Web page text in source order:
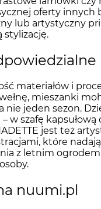
oferty
lub artystyczny
stylizację.
materiałów i
mieszanki
nie jeden sezon.
w szafę
jest też
które
z letnim
nuumi.pl